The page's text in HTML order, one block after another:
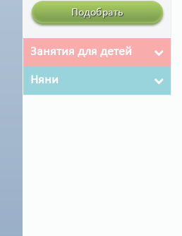
Подобрать
Занятия для детей
Няни